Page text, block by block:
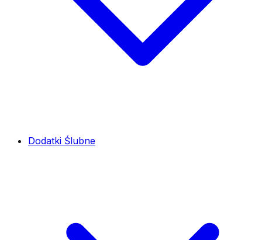
Dodatki Ślubne